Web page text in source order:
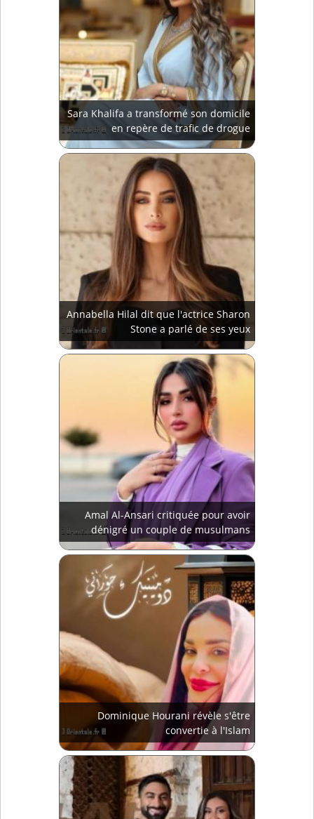
Sara Khalifa a transformé son domicile
en repère de trafic de drogue
Annabella Hilal dit que l'actrice Sharon
Stone a parlé de ses yeux
Amal Al-Ansari critiquée pour avoir
dénigré un couple de musulmans
Dominique Hourani révèle s'être
convertie à l'Islam